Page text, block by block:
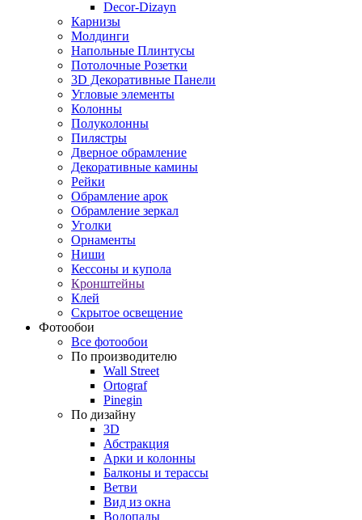
Decor-Dizayn
Карнизы
Молдинги
Напольные Плинтусы
Потолочные Розетки
3D Декоративные Панели
Угловые элементы
Колонны
Полуколонны
Пилястры
Дверное обрамление
Декоративные камины
Рейки
Обрамление арок
Обрамление зеркал
Уголки
Орнаменты
Ниши
Кессоны и купола
Кронштейны
Клей
Скрытое освещение
Фотообои
Все фотообои
По производителю
Wall Street
Ortograf
Pinegin
По дизайну
3D
Абстракция
Арки и колонны
Балконы и терассы
Ветви
Вид из окна
Водопады